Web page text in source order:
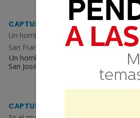
CAPTURADO SUMA 14 INGRESOS A
Un hombre que acumula 14 ingresos al
San Francisco Zapotitlán,
Un hombre que acumula 14 ingresos
San José, San Francisco Zapotitlán,
CAPTURAN A MUJER POR